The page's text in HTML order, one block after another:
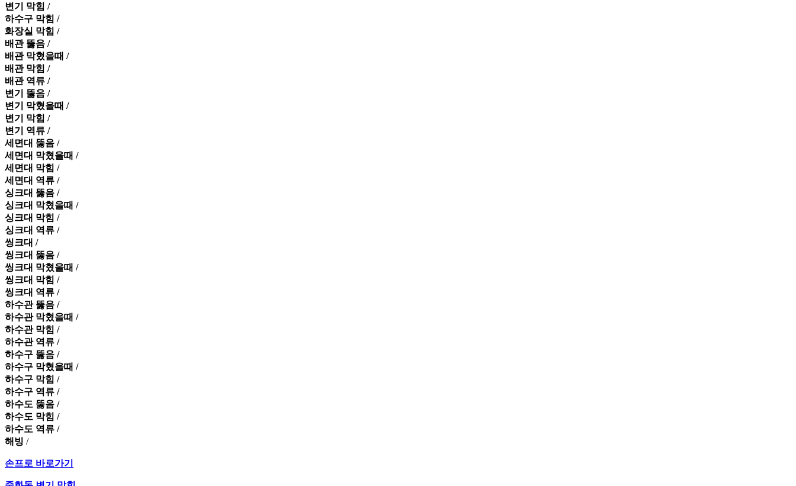
변기 막힘 /
하수구 막힘 /
화장실 막힘 /
배관 뚫음 /
배관 막혔을때 /
배관 막힘 /
배관 역류 /
변기 뚫음 /
변기 막혔을때 /
변기 막힘 /
변기 역류 /
세면대 뚫음 /
세면대 막혔을때 /
세면대 막힘 /
세면대 역류 /
싱크대 뚫음 /
싱크대 막혔을때 /
싱크대 막힘 /
싱크대 역류 /
씽크대 /
씽크대 뚫음 /
씽크대 막혔을때 /
씽크대 막힘 /
씽크대 역류 /
하수관 뚫음 /
하수관 막혔을때 /
하수관 막힘 /
하수관 역류 /
하수구 뚫음 /
하수구 막혔을때 /
하수구 막힘 /
하수구 역류 /
하수도 뚫음 /
하수도 막힘 /
하수도 역류 /
해빙 /
손프로 바로가기